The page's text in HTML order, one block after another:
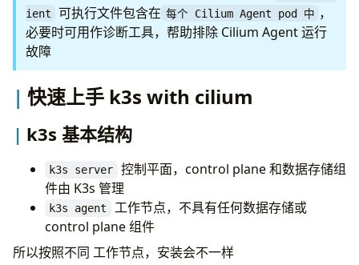
ient
可执行文件包含在 每个 Cilium Agent pod 中 ，
必要时可用作诊断工具，帮助排除 Cilium Agent 运行
故障
快速上手 k3s with cilium
k3s 基本结构
k3s server
控制平面，control plane 和数据存储组
件由 K3s 管理
k3s agent
工作节点，不具有任何数据存储或
control plane 组件
所以按照不同 工作节点，安装会不一样